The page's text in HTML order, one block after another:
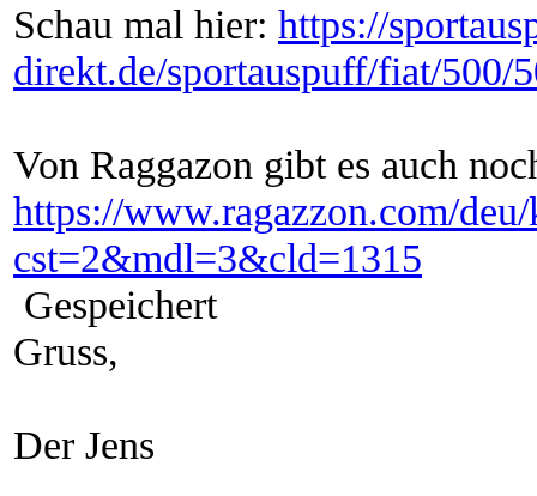
Schau mal hier: https://
direkt.de/sportauspuff/fiat/500/
Von Raggazon gibt es auch
https://www.ragazzon.com/
cst=2&mdl=3&cld=1315
Gespeichert
Gruss,
Der Jens